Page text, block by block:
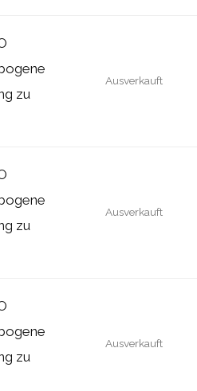
zu
Ausverkauft
zu
Ausverkauft
zu
Ausverkauft